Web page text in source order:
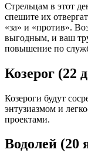
Стрельцам в этот
спешите их
«за» и «против».
выгодным, и ваш
повышение по
Козерог (22
Козероги будут
энтузиазмом и
проектами.
Водолей (20